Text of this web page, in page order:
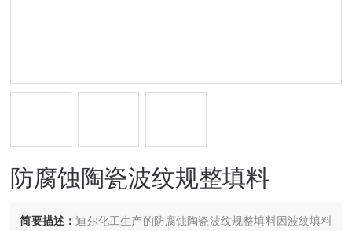
防腐蚀陶瓷波纹规整填料
简要描述：迪尔化工生产的防腐蚀陶瓷波纹规整填料因波纹填料